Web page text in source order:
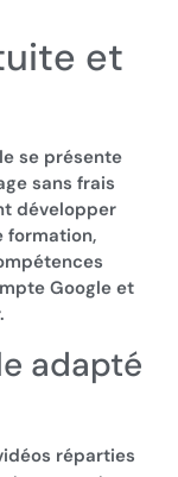
et
se présente
sans frais
développer
formation,
Google et
adapté
réparties